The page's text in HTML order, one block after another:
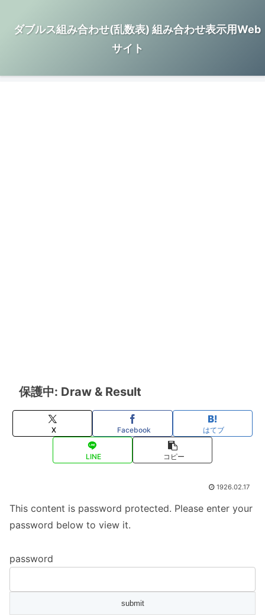
ダブルス組み合わせ(乱数表) 組み合わせ表示用Web
サイト
保護中: Draw & Result
X Facebook はてブ
LINE コピー
1926.02.17
This content is password protected. Please enter your
password below to view it.
password